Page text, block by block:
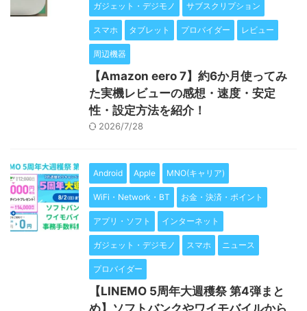
ガジェット・デジモノ サブスクリプション
スマホ タブレット プロバイダー レビュー
周辺機器
【Amazon eero 7】約6か月使ってみ
た実機レビューの感想・速度・安定
性・設定方法を紹介！
2026/7/28
Android Apple MNO(キャリア)
WiFi・Network・BT お金・決済・ポイント
アプリ・ソフト インターネット
ガジェット・デジモノ スマホ ニュース
プロバイダー
【LINEMO 5周年大週穫祭 第4弾まと
め】ソフトバンクやワイモバイルから